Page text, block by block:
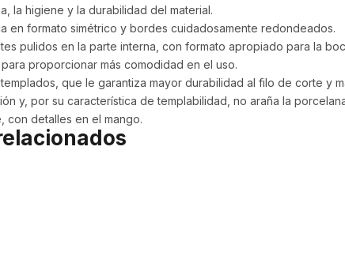
la higiene y la durabilidad del material.
en formato simétrico y bordes cuidadosamente redondeados.
pulidos en la parte interna, con formato apropiado para la
proporcionar más comodidad en el uso.
que le garantiza mayor durabilidad al filo de corte y
y, por su característica de templabilidad, no araña la
con detalles en el mango.